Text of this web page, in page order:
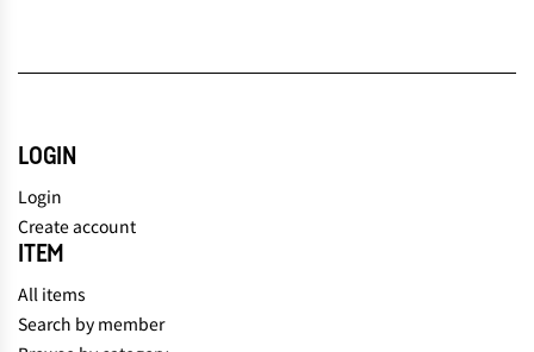
LOGIN
Login
Create account
ITEM
All items
Search by member